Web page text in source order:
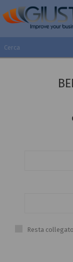
Resta collegato